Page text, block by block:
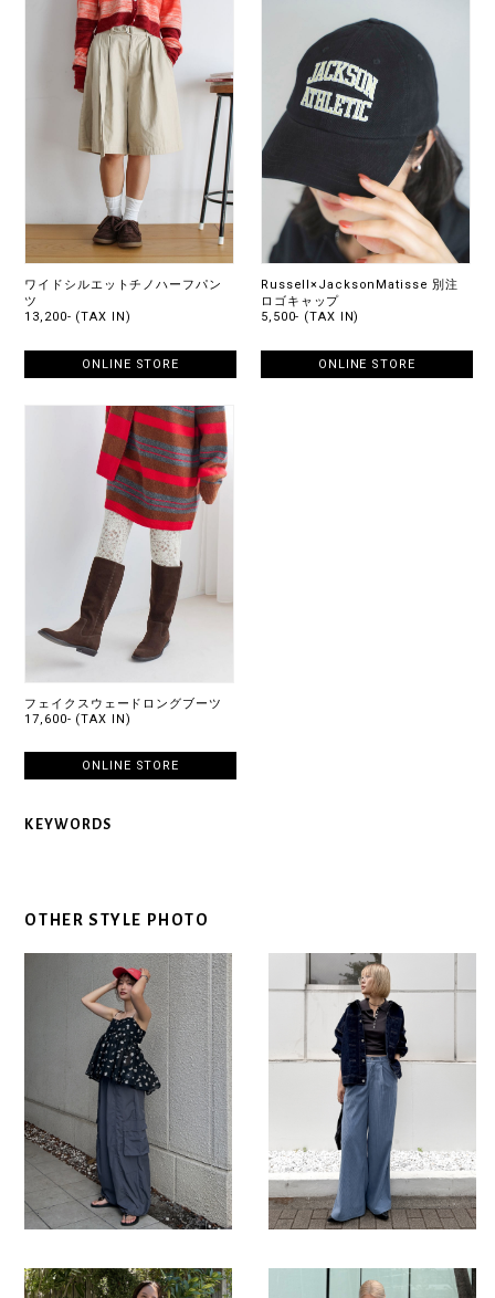
ワイドシルエットチノハーフパン
ツ
13,200- (TAX IN)
ONLINE STORE
Russell×JacksonMatisse 別注
ロゴキャップ
5,500- (TAX IN)
ONLINE STORE
フェイクスウェードロングブーツ
17,600- (TAX IN)
ONLINE STORE
KEYWORDS
OTHER STYLE PHOTO